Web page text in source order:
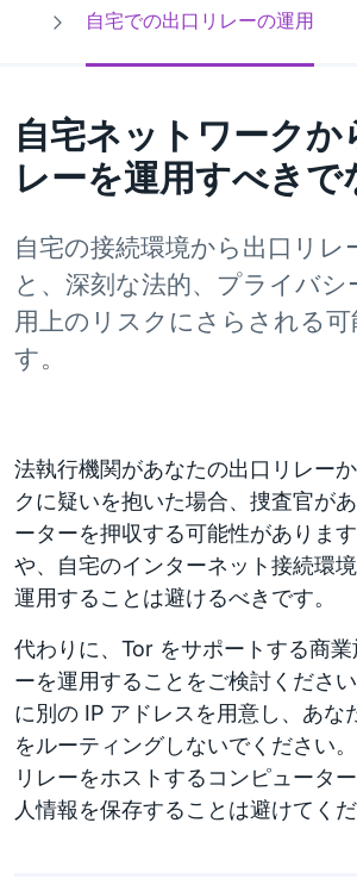
自宅での出口リレーの運用
自宅ネットワークか
レーを運用すべきで
自宅の接続環境から出口リレ
と、深刻な法的、プライバシ
用上のリスクにさらされる可
す。
法執行機関があなたの出口リレー
クに疑いを抱いた場合、捜査官が
ーターを押収する可能性がありま
や、自宅のインターネット接続環
運用することは避けるべきです。
代わりに、Tor をサポートする商
ーを運用することをご検討くださ
に別の IP アドレスを用意し、あな
をルーティングしないでください
リレーをホストするコンピュータ
人情報を保存することは避けてくだ